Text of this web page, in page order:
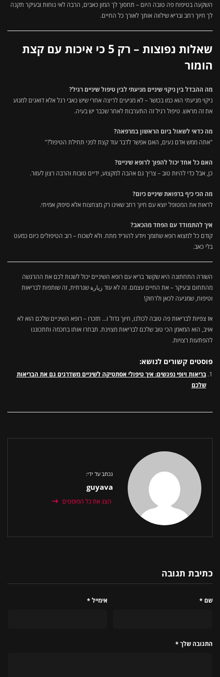
השקעה בטיפוח פה טובה היום – תחסוך לך המון כאבים, הרבה לאי נוחות ובעיקר תקנה
לך חיוך רחב ובריא שילווה אותך לאורך כל החיים.
שאלות נפוצות – רק 5 כי איכות עם קצת
הומור
מה ההבדל בין ניקוי שיניים מניעתי לבין טיפול שיניים רגיל?
ניקוי מניעתי הוא כמו בכושר – לא מגיעים לריצה אחרי שיש כאבי רגל אלא דואגים למנוע
את זה מראש. טיפול רגיל זה התערבות לאחר שכבר יש בעיה.
מה כדאי לשאול ביום הראשון במרפאה?
"אתה ממש אדם נעים, האם אפשר לדבר עוד קצת לפני תחילת הטיפול?"
האם כל אחד יכול להפוך לרופא שיניים?
כן, אבל כדי להיות טוב – צריך גם אהבה למקצוע, ידיים טובות והרבה רצון לעזור.
מה הכי כיף ברפואת שיניים כיום?
לראות את המטופל יוצא עם חיוך רחב שאינו רק מצחצוח אלא סיפוק אמיתי.
איך להתמודד עם הפחד מהכאב?
קודם כל למצוא רופא שתומך ויודע להוריד מתח. ולא לשכוח – רוב הטיפולים כיום כמעט
בלי כאב.
השורה התחתונה היא שקשר בריא עם רופא השיניים יכול לשנות לכם את ההרגשה
מהתחום ובעיקר – את החיים עצמם. זה לא עוד زيارة שגרתית, זה שותפות לבריאות
וטיפוח, שמגיעה לכאן ולרחוק!
אז צפיות לבריאות פה טובה לכולנו, חיוך גדול ו… תזכרו – רופא השיניים שלכם הוא לא
אויב, הוא המאמן הכי טוב שלכם לבריאות מצוינת. תבחרו אותו בחכמה ותתכוננו
להפתעות רצויות.
פוסטים קשורים לנושא:
בריאות ויופי נפגשים: איך טיפולי אסתטיקה לשיניים משדרגים גם את הבריאות
שלכם
נכתב על ידי:
guyava
הצג את כל הפוסטים
כתיבת תגובה
שם * אימייל *
התגובה שלך *